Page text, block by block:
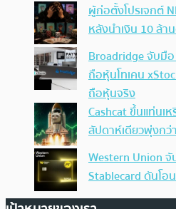
ผู้ก่อตั้งโปรเจกต์
หลังนำเงิน 10 ล้า
Broadridge จับมื
ถือหุ้นโทเคน
ถือหุ้นจริง
Cashcat ขึ้นแท่นเ
สัปดาห์เดียวพุ่งกว่
Western Union
Stablecard ดันโอ